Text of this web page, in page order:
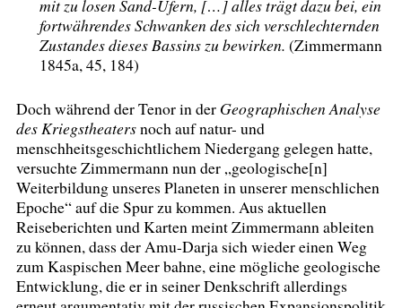
mit zu losen Sand-Ufern, […] alles trägt dazu bei, ein
fortwährendes Schwanken des sich verschlechternden
Zustandes dieses Bassins zu bewirken. (Zimmermann
1845a, 45, 184)
Doch während der Tenor in der Geographischen Analyse
des Kriegstheatersnoch auf natur- und
menschheitsgeschichtlichem Niedergang gelegen hatte,
versuchte Zimmermann nun der „geologische[n]
Weiterbildung unseres Planeten in unserer menschlichen
Epoche“ auf die Spur zu kommen. Aus aktuellen
Reiseberichten und Karten meint Zimmermann ableiten
zu können, dass der Amu-Darja sich wieder einen Weg
zum Kaspischen Meer bahne, eine mögliche geologische
Entwicklung, die er in seiner Denkschrift allerdings